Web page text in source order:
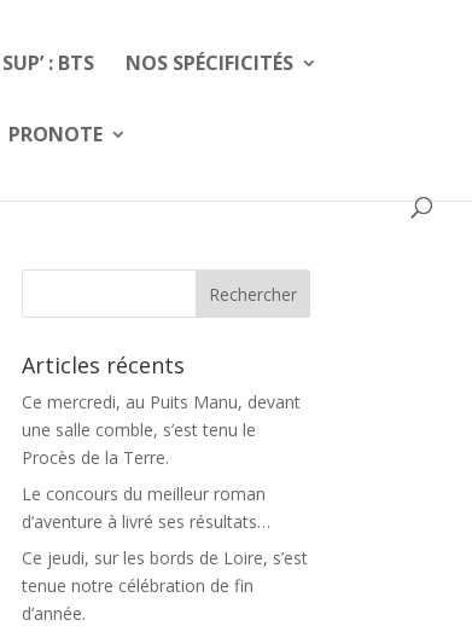
: BTS NOS SPÉCIFICITÉS
PRONOTE
Articles récents
Ce mercredi, au Puits Manu, devant
une salle comble, s’est tenu le
Procès de la Terre.
Le concours du meilleur roman
d’aventure à livré ses résultats…
Ce jeudi, sur les bords de Loire, s’est
tenue notre célébration de fin
d’année.